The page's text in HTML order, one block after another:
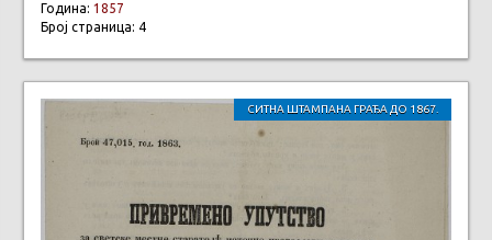
Година: 1857
Број страница: 4
СИТНА ШТАМПАНА ГРАЂА ДО 1867.